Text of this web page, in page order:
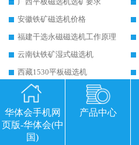
安徽铁矿磁选机价格
福建干选永磁磁选机工作原理
云南钛铁矿湿式磁选机
西藏1530平板磁选机
安徽永磁干选磁选机
沈阳营口永磁筒式磁选机
山东河沙磁选机厂家
内蒙古三盘平板磁选机
华体会手机网
页版-华体会(中
国)
产品中心